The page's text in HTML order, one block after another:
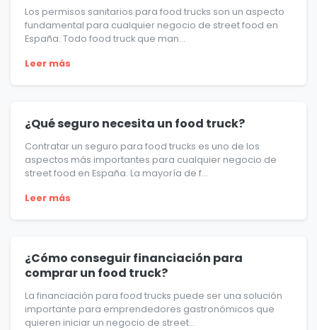
Los permisos sanitarios para food trucks son un aspecto
fundamental para cualquier negocio de street food en
España. Todo food truck que man...
Leer más
¿Qué seguro necesita un food truck?
Contratar un seguro para food trucks es uno de los
aspectos más importantes para cualquier negocio de
street food en España. La mayoría de f...
Leer más
¿Cómo conseguir financiación para
comprar un food truck?
La financiación para food trucks puede ser una solución
importante para emprendedores gastronómicos que
quieren iniciar un negocio de street...